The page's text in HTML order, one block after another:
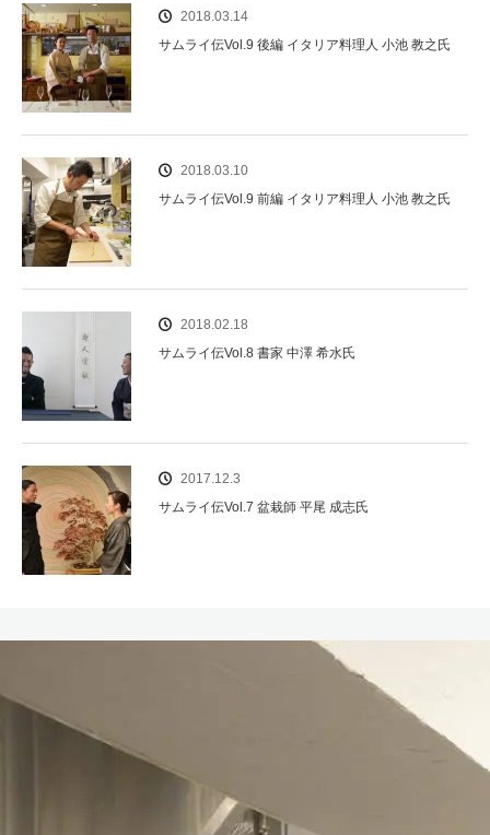
2018.03.14
サムライ伝Vol.9 後編 イタリア料理人 小池 教之氏
2018.03.10
サムライ伝Vol.9 前編 イタリア料理人 小池 教之氏
2018.02.18
サムライ伝Vol.8 書家 中澤 希水氏
2017.12.3
サムライ伝Vol.7 盆栽師 平尾 成志氏